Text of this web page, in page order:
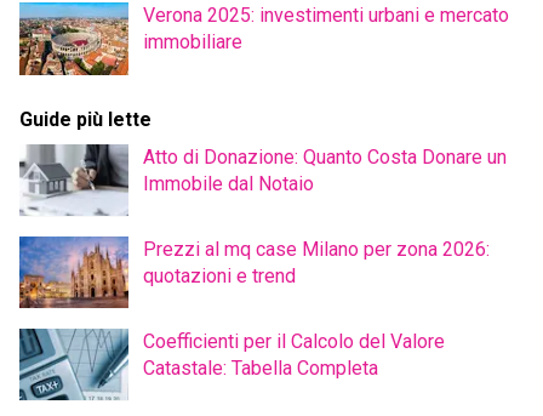
Verona 2025: investimenti urbani e mercato
immobiliare
Guide più lette
Atto di Donazione: Quanto Costa Donare un
Immobile dal Notaio
Prezzi al mq case Milano per zona 2026:
quotazioni e trend
Coefficienti per il Calcolo del Valore
Catastale: Tabella Completa